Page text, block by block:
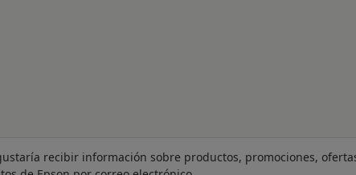
recibir información sobre productos, promociones,